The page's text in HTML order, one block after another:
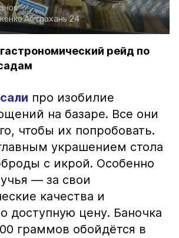
Астрахань 24
рейд по
про изобилие
на базаре. Все они
чтобы их попробовать.
украшением стола
с икрой. Особенно
— за свои
качества и
доступную цену. Баночка
граммов обойдётся в